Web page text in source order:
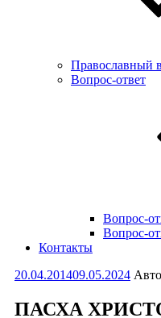
Православный
Вопрос-ответ
Вопрос-
Вопрос-
Контакты
Опубликовано
20.04.201409.05.2024
ПАСХА